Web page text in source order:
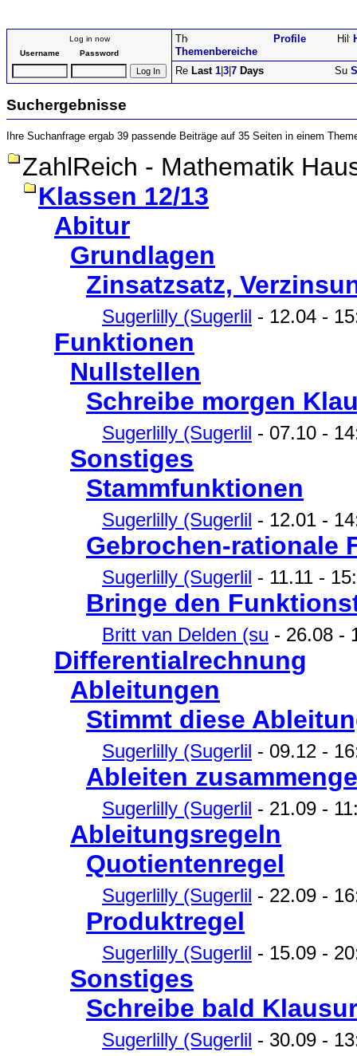
Log in now
Username
Password Themenbereiche
Profile
Last 1 3 7 Days
Suchergebnisse
Ihre Suchanfrage ergab 39 passende Beiträge auf 35 Seiten in einem
ZahlReich - Mathematik
Klassen 12/13
Abitur
Grundlagen
Zinsatzsatz,
Sugerlilly (Sugerlil - 12.04 -
Funktionen
Nullstellen
Schreibe morgen
Sugerlilly (Sugerlil - 07.10 -
Sonstiges
Stammfunktionen
Sugerlilly (Sugerlil - 12.01 -
Gebrochen-rationale
Sugerlilly (Sugerlil - 11.11 -
Bringe den
Britt van Delden (su - 26.08 -
Differentialrechnung
Ableitungen
Stimmt diese
Sugerlilly (Sugerlil - 09.12 -
Ableiten
Sugerlilly (Sugerlil - 21.09 -
Ableitungsregeln
Quotientenregel
Sugerlilly (Sugerlil - 22.09 -
Produktregel
Sugerlilly (Sugerlil - 15.09 -
Sonstiges
Schreibe bald
Sugerlilly (Sugerlil - 30.09 -